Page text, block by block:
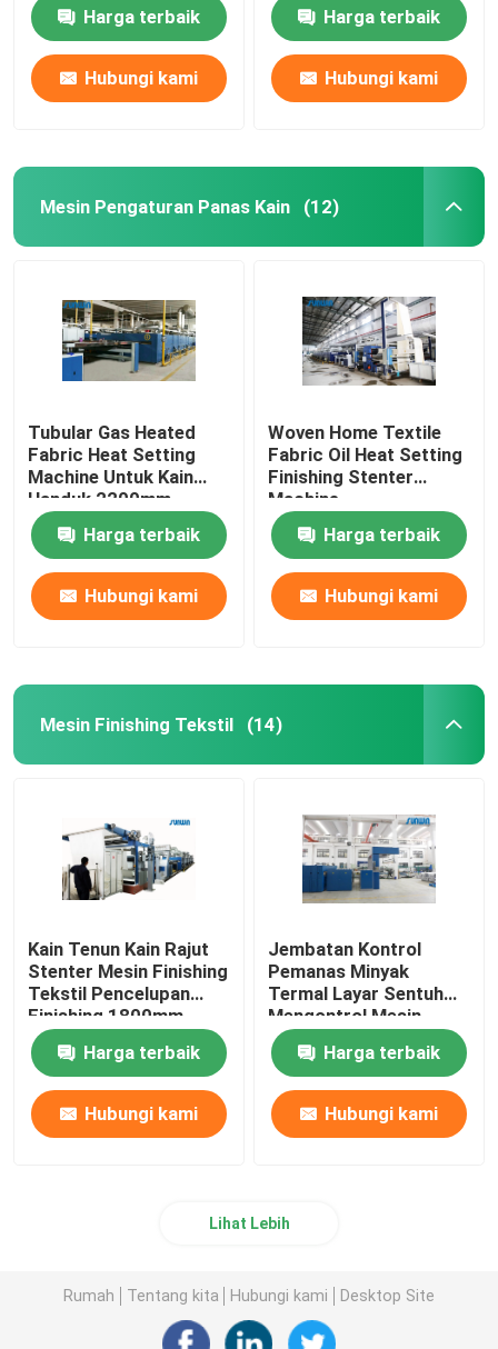
Harga terbaik
Hubungi kami
Harga terbaik
Hubungi kami
Mesin Pengaturan Panas Kain (12)
Tubular Gas Heated
Fabric Heat Setting
Machine Untuk Kain
Handuk 2200mm
Harga terbaik
Hubungi kami
Woven Home Textile
Fabric Oil Heat Setting
Finishing Stenter
Machine
Harga terbaik
Hubungi kami
Mesin Finishing Tekstil (14)
Kain Tenun Kain Rajut
Stenter Mesin Finishing
Tekstil Pencelupan
Finishing 1800mm
Harga terbaik
Hubungi kami
Jembatan Kontrol
Pemanas Minyak
Termal Layar Sentuh
Mengontrol Mesin
Finishing Stenter
Harga terbaik
Hubungi kami
Lihat Lebih
Rumah Tentang kita Hubungi kami Desktop Site